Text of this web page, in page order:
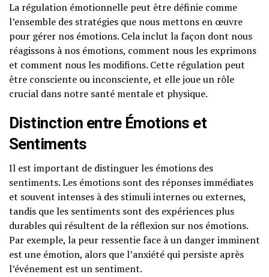
La régulation émotionnelle peut être définie comme
l’ensemble des stratégies que nous mettons en œuvre
pour gérer nos émotions. Cela inclut la façon dont nous
réagissons à nos émotions, comment nous les exprimons
et comment nous les modifions. Cette régulation peut
être consciente ou inconsciente, et elle joue un rôle
crucial dans notre santé mentale et physique.
Distinction entre Émotions et
Sentiments
Il est important de distinguer les émotions des
sentiments. Les émotions sont des réponses immédiates
et souvent intenses à des stimuli internes ou externes,
tandis que les sentiments sont des expériences plus
durables qui résultent de la réflexion sur nos émotions.
Par exemple, la peur ressentie face à un danger imminent
est une émotion, alors que l’anxiété qui persiste après
l’événement est un sentiment.